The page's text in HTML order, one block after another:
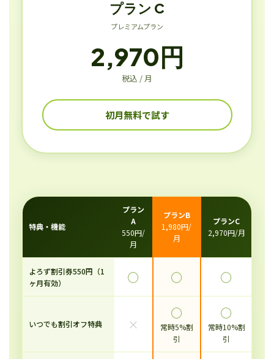
プラン C
プレミアムプラン
2,970円
税込 / 月
初月無料で試す
特典・機能
プラン
A
550円/
月
プランB
1,980円/
月
プランC
2,970円/月
よろず割引券550円（1
ヶ月有効）
◯ ◯ ◯
いつでも割引オフ特典 ×
◯
常時5%割
引
◯
常時10%割
引